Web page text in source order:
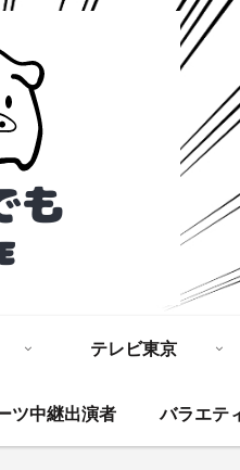
テレビ東京
ツ中継出演者 バラエテ